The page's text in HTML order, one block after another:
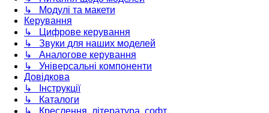
↳ Модулі та макети
Керування
↳ Цифрове керування
↳ Звуки для наших моделей
↳ Аналогове керування
↳ Універсальні компоненти
Довідкова
↳ Інструкції
↳ Каталоги